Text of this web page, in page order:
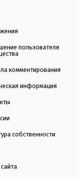
пользователя
комментирования
информация
собственности